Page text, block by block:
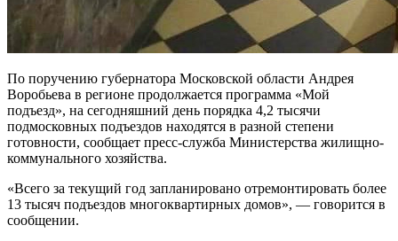
По поручению губернатора Московской области Андрея
Воробьева в регионе продолжается программа «Мой
подъезд», на сегодняшний день порядка 4,2 тысячи
подмосковных подъездов находятся в разной степени
готовности, сообщает пресс-служба Министерства жилищно-
коммунального хозяйства.
«Всего за текущий год запланировано отремонтировать более
13 тысяч подъездов многоквартирных домов», — говорится в
сообщении.